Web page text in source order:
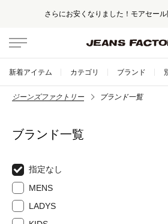
さらにお安くなりました！モアセール
新着アイテム カテゴリ ブランド
ジーンズファクトリー ブランド一覧
ブランド一覧
指定なし
MENS
LADYS